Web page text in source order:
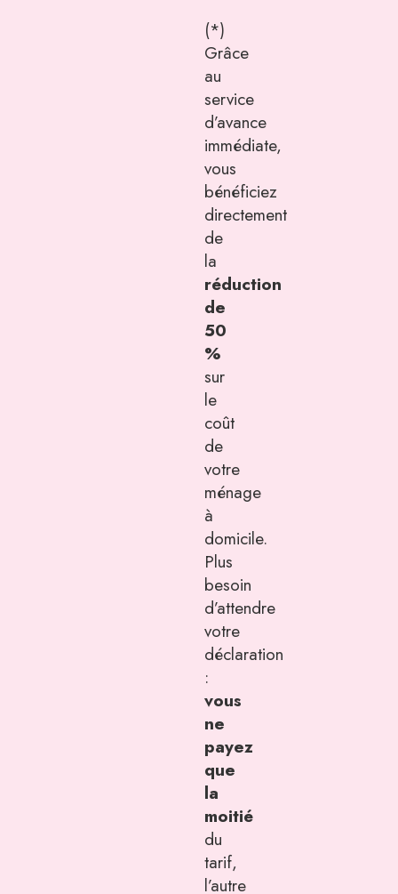
(*)
Grâce
au
service
d’avance
immédiate,
vous
bénéficiez
directement
de
la
réduction
de
50
%
sur
le
coût
de
votre
ménage
à
domicile.
Plus
besoin
d’attendre
votre
déclaration
:
vous
ne
payez
que
la
moitié
du
tarif,
l’autre